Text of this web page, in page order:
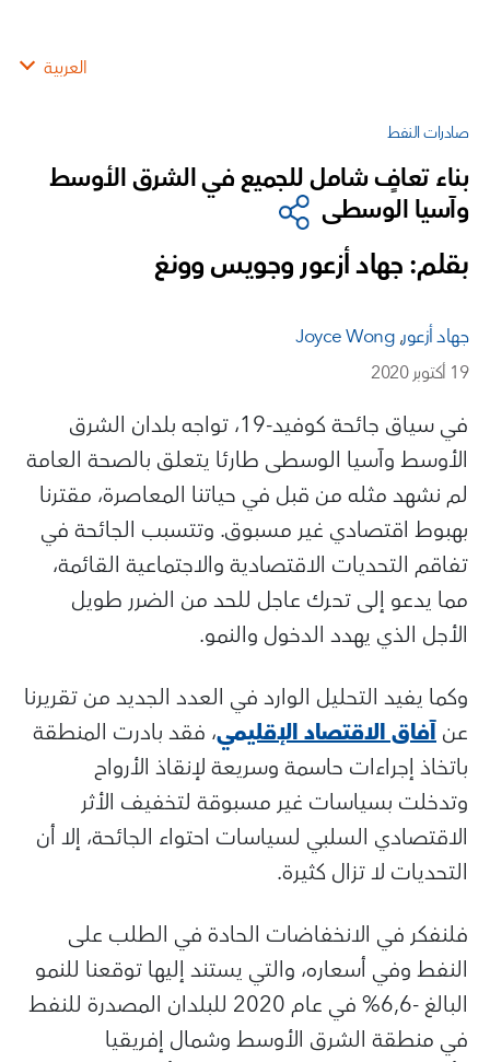
العربية
صادرات النفط
بناء تعافٍ شامل للجميع في الشرق الأوسط
وآسيا الوسطى
بقلم: جهاد أزعور وجويس وونغ
جهاد أزعور,
Joyce Wong
19 أكتوبر 2020
في سياق جائحة كوفيد-19، تواجه بلدان الشرق
الأوسط وآسيا الوسطى طارئا يتعلق بالصحة العامة
لم نشهد مثله من قبل في حياتنا المعاصرة، مقترنا
بهبوط اقتصادي غير مسبوق. وتتسبب الجائحة في
تفاقم التحديات الاقتصادية والاجتماعية القائمة،
مما يدعو إلى تحرك عاجل للحد من الضرر طويل
الأجل الذي يهدد الدخول والنمو.
وكما يفيد التحليل الوارد في العدد الجديد من تقريرنا
عنآفاق الاقتصاد الإقليمي، فقد بادرت المنطقة
باتخاذ إجراءات حاسمة وسريعة لإنقاذ الأرواح
وتدخلت بسياسات غير مسبوقة لتخفيف الأثر
الاقتصادي السلبي لسياسات احتواء الجائحة، إلا أن
التحديات لا تزال كثيرة.
فلنفكر في الانخفاضات الحادة في الطلب على
النفط وفي أسعاره، والتي يستند إليها توقعنا للنمو
البالغ -6,6% في عام 2020 للبلدان المصدرة للنفط
في منطقة الشرق الأوسط وشمال إفريقيا